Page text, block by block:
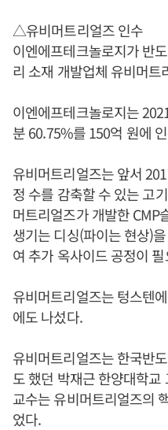
△유비머트리얼즈 인수
이엔에프테크놀로지가 반
리 소재 개발업체 유비머트
이엔에프테크놀로지는
분 60.75%를 150억 원에
유비머트리얼즈는 앞서
정 수를 감축할 수 있는 고
머트리얼즈가 개발한 CMP
생기는 디싱(파이는 현상)
여 추가 옥사이드 공정이
유비머트리얼즈는 텅스텐
에도 나섰다.
유비머트리얼즈는 한국반
도 했던 박재근 한양대학
교수는 유비머트리얼즈의
었다.